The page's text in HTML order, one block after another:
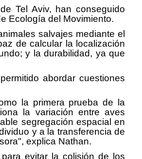
Tel Aviv, han conseguido
Ecología del Movimiento.
salvajes mediante el
de calcular la localización
y la durabilidad, ya que
abordar cuestiones
la primera prueba de la
la variación entre aves
segregación espacial en
y a la transferencia de
explica Nathan.
evitar la colisión de los